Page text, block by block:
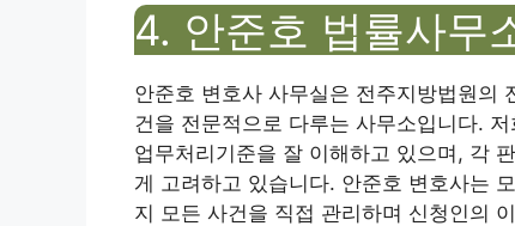
4. 안준호 법률사무
안준호 변호사 사무실은 전주지방법원의
건을 전문적으로 다루는 사무소입니다.
업무처리기준을 잘 이해하고 있으며, 각
게 고려하고 있습니다. 안준호 변호사는
지 모든 사건을 직접 관리하며 신청인의